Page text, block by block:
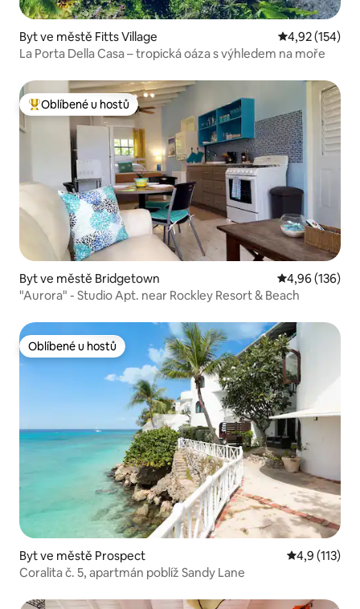
Byt ve městě Fitts Village Průměrné
4,92 (154)
La Porta Della Casa – tropická oáza s výhledem na moře
Nejlepší v kategorii Oblíbené u hostů
Oblíbené u hostů
Byt ve městě Bridgetown Průměrné
4,96 (136)
"Aurora" - Studio Apt. near Rockley Resort & Beach
Oblíbené u hostů
Oblíbené u hostů
Byt ve městě Prospect Průměrné
4,9 (113)
Coralita č. 5, apartmán poblíž Sandy Lane